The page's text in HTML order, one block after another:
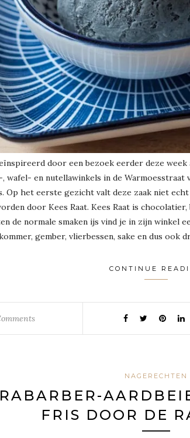
door een bezoek eerder deze
wafel- en nutellawinkels in de Warmoesstraat
Op het eerste gezicht valt deze zaak niet
door Kees Raat. Kees Raat is
de normale smaken ijs vind je in zijn winkel
gember, vlierbessen, sake en dus ook
CONTINUE
NAGERECHTEN
RABARBER-
FRIS DOOR DE